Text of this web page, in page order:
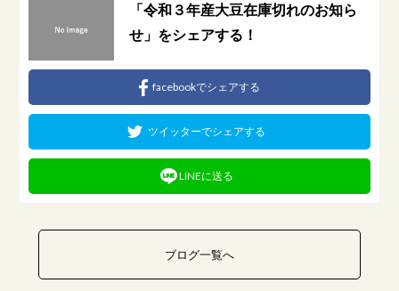
「令和３年産大豆在庫切れのお知ら
せ」をシェアする！
facebookでシェアする
ツイッターでシェアする
LINEに送る
ブログ一覧へ